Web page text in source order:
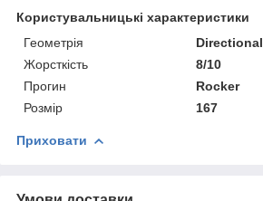
Користувальницькі характеристики
Геометрія
Directional
Жорсткість
8/10
Прогин
Rocker
Розмір
167
Приховати